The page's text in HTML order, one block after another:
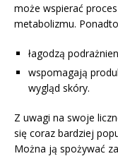
może wspierać
metabolizmu.
łagodzą
wspomagają
wygląd skóry.
Z uwagi na swoje
się coraz bardziej
Można ją spożywać